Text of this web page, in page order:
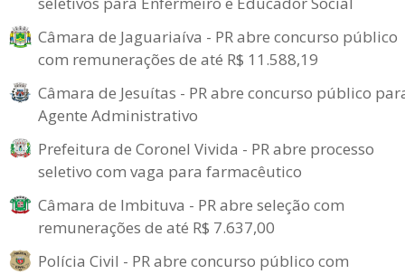
Câmara de Jaguariaíva - PR abre concurso público
com remunerações de até R$ 11.588,19
Câmara de Jesuítas - PR abre concurso público
Agente Administrativo
Prefeitura de Coronel Vivida - PR abre processo
seletivo com vaga para farmacêutico
Câmara de Imbituva - PR abre seleção com
remunerações de até R$ 7.637,00
Polícia Civil - PR abre concurso público com